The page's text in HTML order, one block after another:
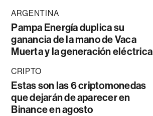
ARGENTINA
Pampa Energía duplica su
ganancia de la mano de Vaca
Muerta y la generación eléctrica
CRIPTO
Estas son las 6 criptomonedas
que dejarán de aparecer en
Binance en agosto